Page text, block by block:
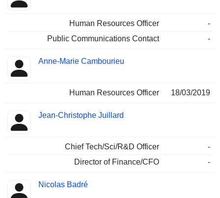
Human Resources Officer
-
Public Communications Contact
-
Anne-Marie Cambourieu
Human Resources Officer 18/03/2019
Jean-Christophe Juillard
Chief Tech/Sci/R&D Officer
-
Director of Finance/CFO
-
Nicolas Badré